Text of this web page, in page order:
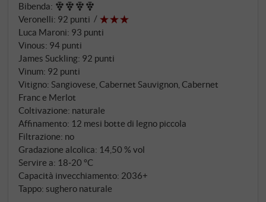
proviene dall'omonimo cru a Santa Cristina a
Mezzana: due ettari e mezzo, viti di trent'anni, argilla
e galestro a 250 metri di altitudine. Il 70% di
Sangiovese, più Cabernet Sauvignon, Merlot e un
tocco di Cabernet Franc – la classica formula del
Carmignano nello stile di Silvia Vannucci.
Fermentazione con lieviti naturali, quasi tre
settimane di permanenza sulle bucce, poi dodici mesi
in barrique francesi usate – nessun legno nuovo, nulla
deve distrarre dal terroir. Imbottigliato non filtrato e
affinato in bottiglia per altri sei mesi.
Bibenda:
Veronelli: 92 punti
Luca Maroni: 93 punti
Vinous: 94 punti
James Suckling: 92 punti
Vinum: 92 punti
Vitigno: Sangiovese, Cabernet Sauvignon, Cabernet
Franc e Merlot
Coltivazione: naturale
Affinamento: 12 mesi botte di legno piccola
Filtrazione: no
Gradazione alcolica: 14,50 % vol
Servire a: 18‑20 °C
Capacità invecchiamento: 2036+
Tappo: sughero naturale